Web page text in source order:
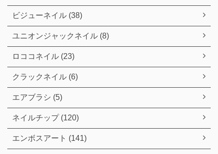
ビジューネイル (38)
ユニオンジャックネイル (8)
ロココネイル (23)
クラックネイル (6)
エアブラシ (5)
ネイルチップ (120)
エンボスアート (141)